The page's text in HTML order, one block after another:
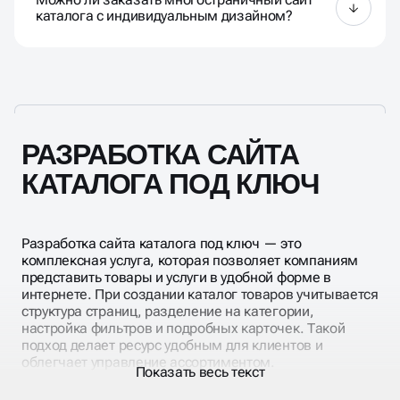
привлечения целевой аудитории.
каталога с индивидуальным дизайном?
и корзины.
РАЗРАБОТКА САЙТА
КАТАЛОГА ПОД КЛЮЧ
Разработка сайта каталога под ключ — это
комплексная услуга, которая позволяет компаниям
представить товары и услуги в удобной форме в
интернете. При создании каталог товаров учитывается
структура страниц, разделение на категории,
настройка фильтров и подробных карточек. Такой
подход делает ресурс удобным для клиентов и
облегчает управление ассортиментом.
Создание сайта каталог с уникальным дизайном
Показать весь текст